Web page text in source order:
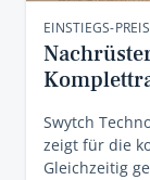
EINSTIEGS-
Swytch
zeigt für die
Gleichzeitig